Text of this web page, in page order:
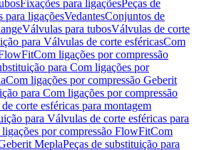
Fixações para ligaçõesPeças de
para ligaçõesVedantesConjuntos de
Válvulas para tubosVálvulas de corte
para Válvulas de corte esféricasCom
Com ligações por compressão
para Com ligações por
Com ligações por compressão Geberit
para Com ligações por compressão
corte esféricas para montagem
para Válvulas de corte esféricas para
por compressão FlowFitCom
MeplaPeças de substituição para